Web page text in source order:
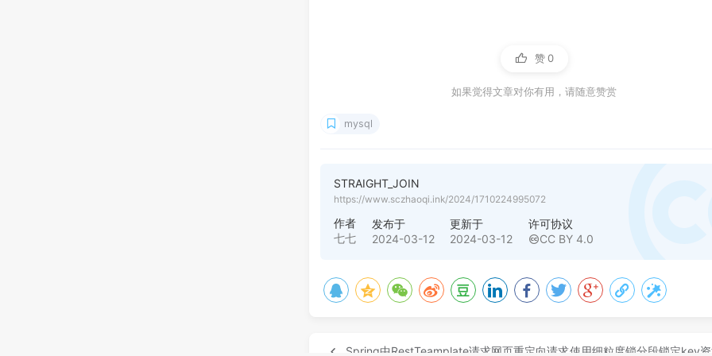
赞 0
如果觉得文章对你有用，请随意赞赏
mysql
STRAIGHT_JOIN
https://www.sczhaoqi.ink/2024/1710224995072
作者
七七
发布于
2024-03-12
更新于
2024-03-12
许可协议
CC BY 4.0
Spring中RestTeamplate请求网页重定向请求使用细粒度锁分段锁定key